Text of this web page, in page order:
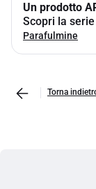
Un prodotto
Scopri la serie
Parafulmine
Torna